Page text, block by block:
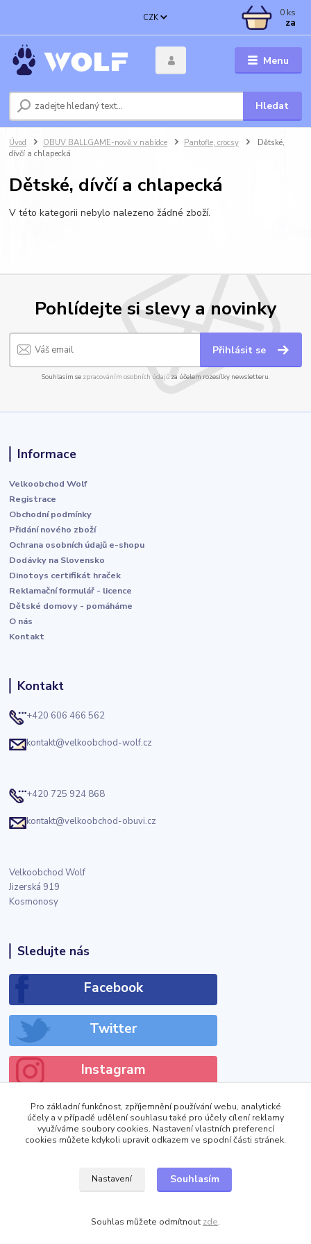
Menu
CZK
Hledat
0 ks
za
Úvod OBUV BALLGAME-nově v nabídce Pantofle, crocsy
Dětské,
dívčí a chlapecká
Dětské, dívčí a chlapecká
V této kategorii nebylo nalezeno žádné zboží.
Pohlídejte si slevy a novinky
Přihlásit se
Souhlasím se zpracováním osobních údajůza účelem rozesílky newsletteru.
Informace
Velkoobchod Wolf
Registrace
Obchodní podmínky
Přidání nového zboží
Ochrana osobních údajů e-shopu
Dodávky na Slovensko
Dinotoys certifikát hraček
Reklamační formulář - licence
Dětské domovy - pomáháme
O nás
Kontakt
Kontakt
+420 606 466 562
kontakt@velkoobchod-wolf.cz
+420 725 924 868
kontakt@velkoobchod-obuvi.cz
Velkoobchod Wolf
Jizerská 919
Kosmonosy
Sledujte nás
Facebook
Twitter
Instagram
Zobrazit výdejní místa
Pro základní funkčnost, zpříjemnění používání webu, analytické
účely a v případě udělení souhlasu také pro účely cílení reklamy
využíváme soubory cookies. Nastavení vlastních preferencí
cookies můžete kdykoli upravit odkazem ve spodní části stránek.
Nastavení Souhlasím
Souhlas můžete odmítnout zde.